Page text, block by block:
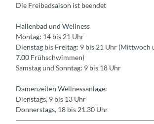
Die Freibadsaison ist beendet
Hallenbad und Wellness
Montag: 14 bis 21 Uhr
Dienstag bis Freitag: 9 bis 21 Uhr (Mittwoch
7.00 Frühschwimmen)
Samstag und Sonntag: 9 bis 18 Uhr
Damenzeiten Wellnessanlage:
Dienstags, 9 bis 13 Uhr
Donnerstags, 18 bis 21.30 Uhr